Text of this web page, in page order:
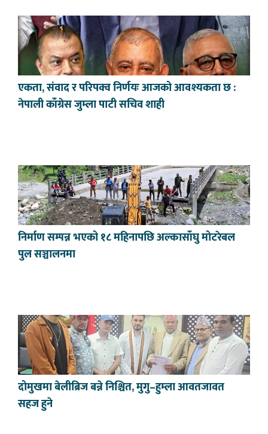
एकता, संवाद र परिपक्व निर्णयः आजको आवश्यकता छ :
नेपाली काँग्रेस जुम्ला पाटी सचिव शाही
निर्माण सम्पन्न भएको १८ महिनापछि अल्कासाँघु मोटरेबल
पुल सञ्चालनमा
दोमुखमा बेलीब्रिज बन्ने निश्चित, मुगु–हुम्ला आवतजावत
सहज हुने